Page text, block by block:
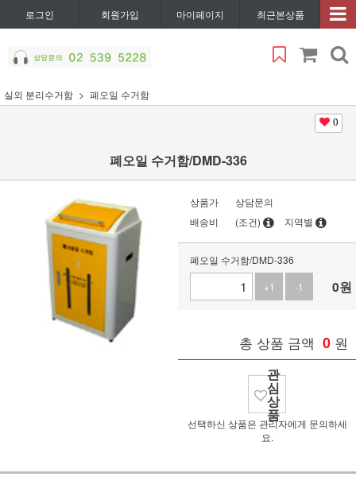
로그인 회원가입 마이페이지 최근본상품
실외 분리수거함 폐오일 수거함
0
폐오일 수거함/DMD-336
상품가
상담문의
배송비
(조건) 지역별
폐오일 수거함/DMD-336
+1
-1 0원
총 상품 금액 0 원
관
심
상
품
선택하신 상품은 관리자에게 문의하세
요.